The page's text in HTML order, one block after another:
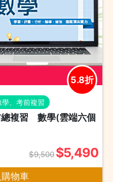
5.8折
學、考前複習
總複習 數學(雲端六個
$9,500 $5,490
物車